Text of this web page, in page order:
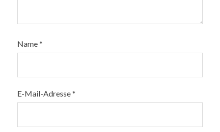
Name*
E-Mail-Adresse*